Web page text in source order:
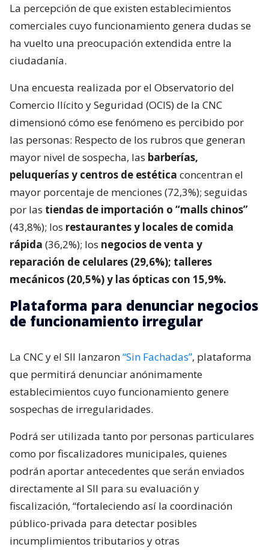
La percepción de que existen establecimientos
comerciales cuyo funcionamiento genera dudas se
ha vuelto una preocupación extendida entre la
ciudadanía.
Una encuesta realizada por el Observatorio del
Comercio Ilícito y Seguridad (OCIS) de la CNC
dimensionó cómo ese fenómeno es percibido por
las personas: Respecto de los rubros que generan
mayor nivel de sospecha, las barberías,
peluquerías y centros de estética concentran el
mayor porcentaje de menciones (72,3%); seguidas
por las tiendas de importación o “malls chinos”
(43,8%); los restaurantes y locales de comida
rápida (36,2%); los negocios de venta y
reparación de celulares (29,6%); talleres
mecánicos (20,5%) y las ópticas con 15,9%.
Plataforma para denunciar negocios
de funcionamiento irregular
La CNC y el SII lanzaron“Sin Fachadas”, plataforma
que permitirá denunciar anónimamente
establecimientos cuyo funcionamiento genere
sospechas de irregularidades.
Podrá ser utilizada tanto por personas particulares
como por fiscalizadores municipales, quienes
podrán aportar antecedentes que serán enviados
directamente al SII para su evaluación y
fiscalización, “fortaleciendo así la coordinación
público-privada para detectar posibles
incumplimientos tributarios y otras